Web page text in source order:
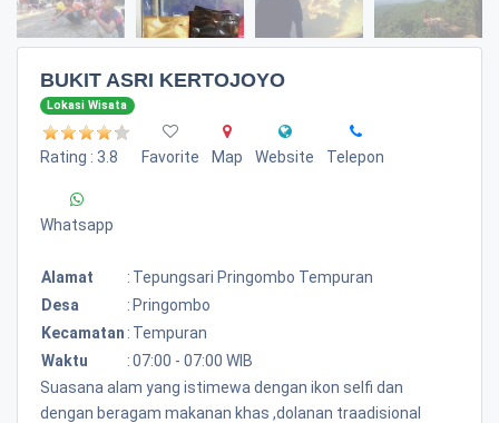
BUKIT ASRI KERTOJOYO
Lokasi Wisata
Rating : 3.8 Favorite Map Website Telepon
Whatsapp
Alamat : Tepungsari Pringombo Tempuran
Desa
: Pringombo
Kecamatan : Tempuran
Waktu
:07:00 - 07:00 WIB
Suasana alam yang istimewa dengan ikon selfi dan
dengan beragam makanan khas ,dolanan traadisional